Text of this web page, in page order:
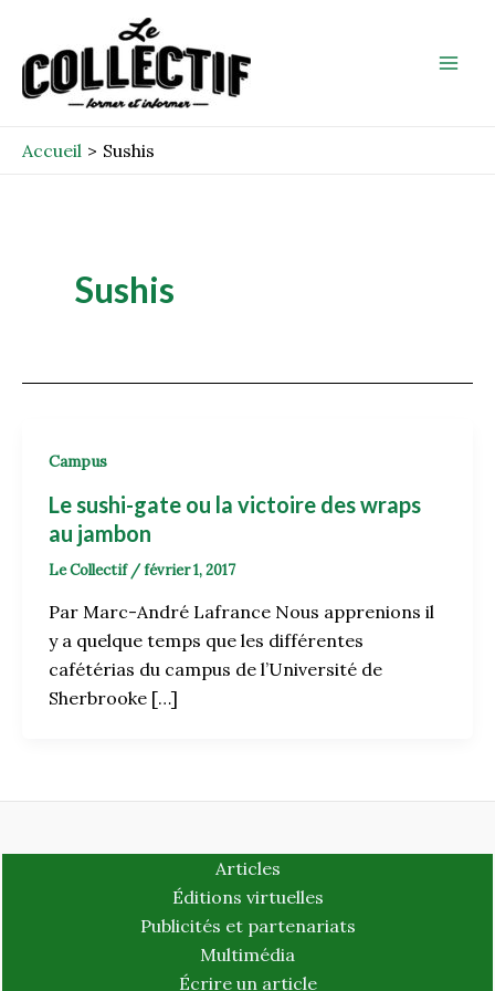
contenu
Accueil Sushis
Sushis
Campus
Le sushi-gate ou la victoire des wraps
au jambon
Le Collectif /février 1, 2017
Par Marc-André Lafrance Nous apprenions il
y a quelque temps que les différentes
cafétérias du campus de l’Université de
Sherbrooke […]
Articles
Éditions virtuelles
Publicités et partenariats
Multimédia
Écrire un article